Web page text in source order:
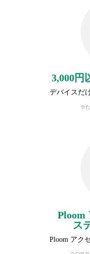
3,000円
デバイスだ
※た
Ploom
ス
Ploom アク